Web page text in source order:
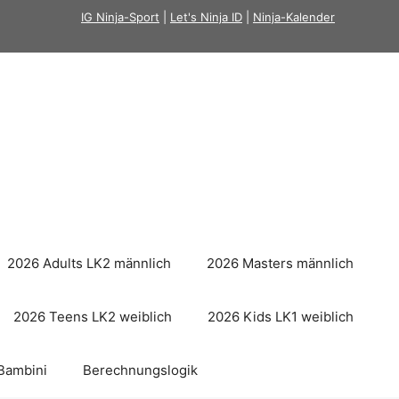
IG Ninja-Sport Let's Ninja ID Ninja-Kalender
2026 Adults LK2 männlich 2026 Masters männlich
2026 Teens LK2 weiblich 2026 Kids LK1 weiblich
Berechnungslogik